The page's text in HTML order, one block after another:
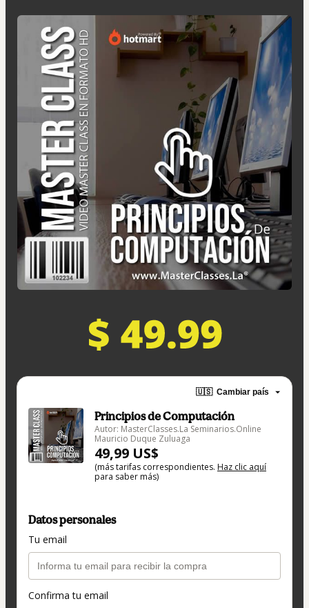
🇺🇸 Cambiar país
Principios de Computación
Autor: MasterClasses.La Seminarios.Online
Mauricio Duque Zuluaga
49,99 US$
(más tarifas correspondientes. Haz clic aquí
para saber más)
Datos personales
Tu email
Confirma tu email